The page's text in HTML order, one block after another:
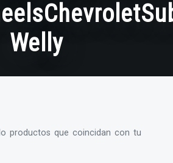
Welly
productos que coincidan con tu